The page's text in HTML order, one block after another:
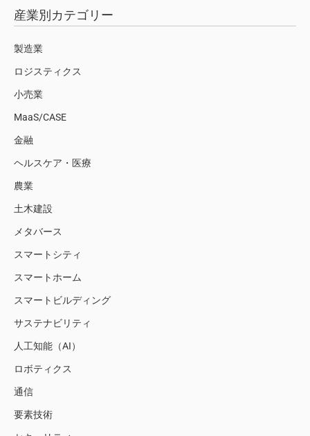
産業別カテゴリー
製造業
ロジスティクス
小売業
MaaS/CASE
金融
ヘルスケア・医療
農業
土木建設
メタバース
スマートシティ
スマートホーム
スマートビルディング
サステナビリティ
人工知能（AI）
ロボティクス
通信
要素技術